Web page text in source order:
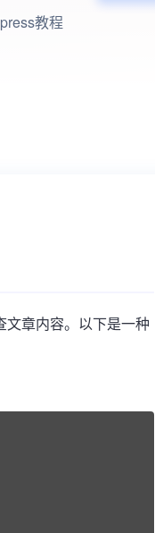
教程
文章内容。以下是一种